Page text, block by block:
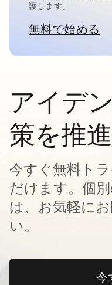
護します。
無料で始める
新しいタ
アイデ
策を推進
今すぐ無料ト
だけます。個
は、お気軽に
い。
今